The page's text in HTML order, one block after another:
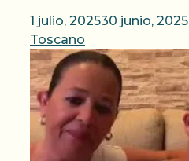
1 julio, 202530 junio, 2025
Toscano